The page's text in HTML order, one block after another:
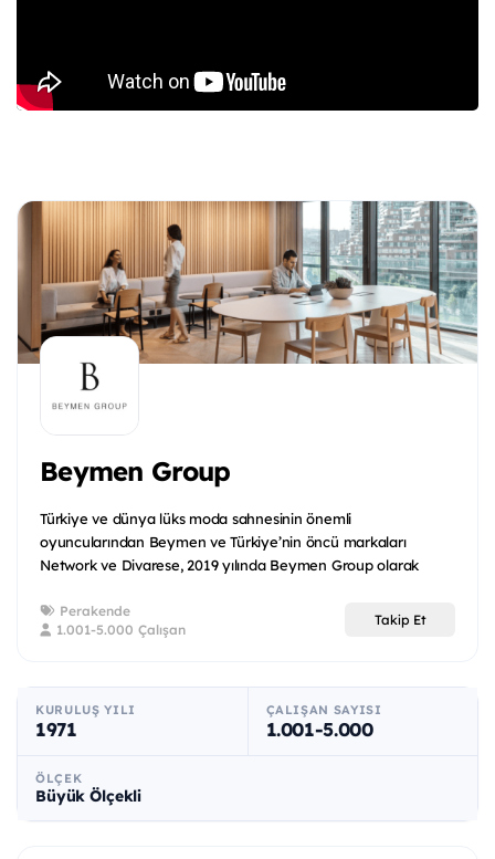
Beymen Group
Türkiye ve dünya lüks moda sahnesinin önemli
oyuncularından Beymen ve Türkiye’nin öncü markaları
Network ve Divarese, 2019 yılında Beymen Group olarak
Perakende
1.001-5.000 Çalışan
Takip Et
KURULUŞ YILI
1971
ÇALIŞAN SAYISI
1.001-5.000
ÖLÇEK
Büyük Ölçekli